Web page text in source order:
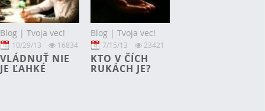
Blog | Tvoja vec!
10/29/13 16834
VLÁDNUŤ NIE
JE ĽAHKÉ
Blog | Tvoja vec!
7/15/13 23421
KTO V ČÍCH
RUKÁCH JE?